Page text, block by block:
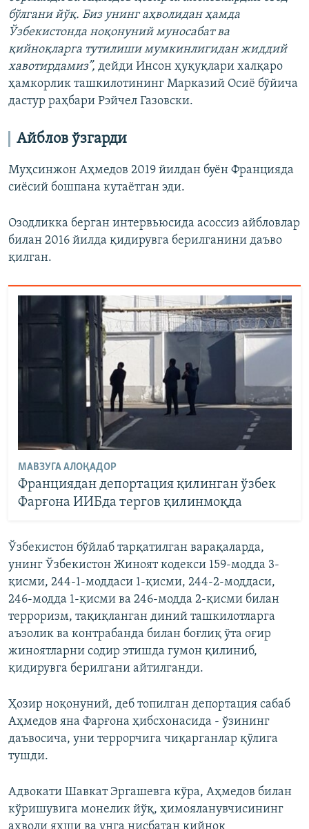
бўлгани йўқ. Биз унинг аҳволидан ҳамда
Ўзбекистонда ноқонуний муносабат ва
қийноқларга тутилиши мумкинлигидан жиддий
хавотирдамиз”, дейди Инсон ҳуқуқлари халқаро
ҳамкорлик ташкилотининг Марказий Осиё бўйича
дастур раҳбари Рэйчел Газовски.
Айблов ўзгарди
Муҳсинжон Аҳмедов 2019 йилдан буён Францияда
сиёсий бошпана кутаётган эди.
Озодликка берган интервьюсида асоссиз айбловлар
билан 2016 йилда қидирувга берилганини даъво
қилган.
МАВЗУГА АЛОҚАДОР
Франциядан депортация қилинган ўзбек
Фарғона ИИБда тергов қилинмоқда
Ўзбекистон бўйлаб тарқатилган варақаларда,
унинг Ўзбекистон Жиноят кодекси 159-модда 3-
қисми, 244-1-моддаси 1-қисми, 244-2-моддаси,
246-модда 1-қисми ва 246-модда 2-қисми билан
терроризм, тақиқланган диний ташкилотларга
аъзолик ва контрабанда билан боғлиқ ўта оғир
жиноятларни содир этишда гумон қилиниб,
қидирувга берилгани айтилганди.
Ҳозир ноқонуний, деб топилган депортация сабаб
Аҳмедов яна Фарғона ҳибсхонасида - ўзининг
даъвосича, уни террорчига чиқарганлар қўлига
тушди.
Адвокати Шавкат Эргашевга кўра, Аҳмедов билан
кўришувига монелик йўқ, ҳимояланувчисининг